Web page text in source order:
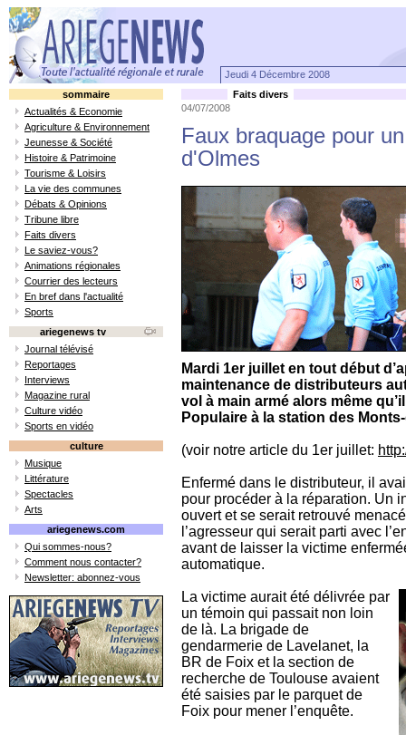
Jeudi 4 Décembre 2008
sommaire
Actualités & Economie
Agriculture & Environnement
Jeunesse & Société
Histoire & Patrimoine
Tourisme & Loisirs
La vie des communes
Débats & Opinions
Tribune libre
Faits divers
Le saviez-vous?
Animations régionales
Courrier des lecteurs
En bref dans l'actualité
Sports
ariegenews tv
Journal télévisé
Reportages
Interviews
Magazine rural
Culture vidéo
Sports en vidéo
culture
Musique
Littérature
Spectacles
Arts
ariegenews.com
Qui sommes-nous?
Comment nous contacter?
Newsletter: abonnez-vous
Faits divers
04/07/2008
Faux braquage pour
d'Olmes
Mardi 1er juillet en tout début
maintenance de distributeurs
vol à main armé alors même
Populaire à la station des Monts-
(voir notre article du 1er juillet:
Enfermé dans le distributeur, il
pour procéder à la réparation. Un
ouvert et se serait retrouvé
l’agresseur qui serait parti avec
avant de laisser la victime
automatique.
La victime aurait été délivrée par
un témoin qui passait non loin
de là. La brigade de
gendarmerie de Lavelanet, la
BR de Foix et la section de
recherche de Toulouse avaient
été saisies par le parquet de
Foix pour mener l’enquête.